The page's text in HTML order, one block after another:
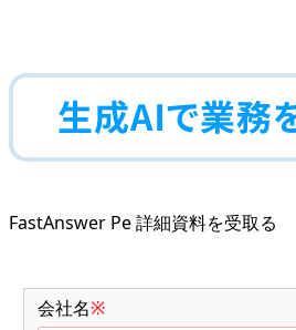
FastAnswer Pe 詳細資料を受取る
会社名※